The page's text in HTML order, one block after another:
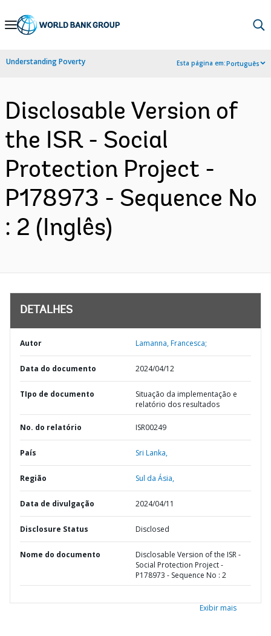
Skip
Navigation
Understanding Poverty Esta página em:Português
Disclosable Version of
the ISR - Social
Protection Project -
P178973 - Sequence No
: 2 (Inglês)
DETALHES
Autor Lamanna, Francesca;
Data do documento 2024/04/12
TIpo de documento
Situação da implementação e
relatório dos resultados
No. do relatório ISR00249
País Sri Lanka,
Região Sul da Ásia,
Data de divulgação 2024/04/11
Disclosure Status Disclosed
Nome do documento
Disclosable Version of the ISR -
Social Protection Project -
P178973 - Sequence No : 2
Exibir mais